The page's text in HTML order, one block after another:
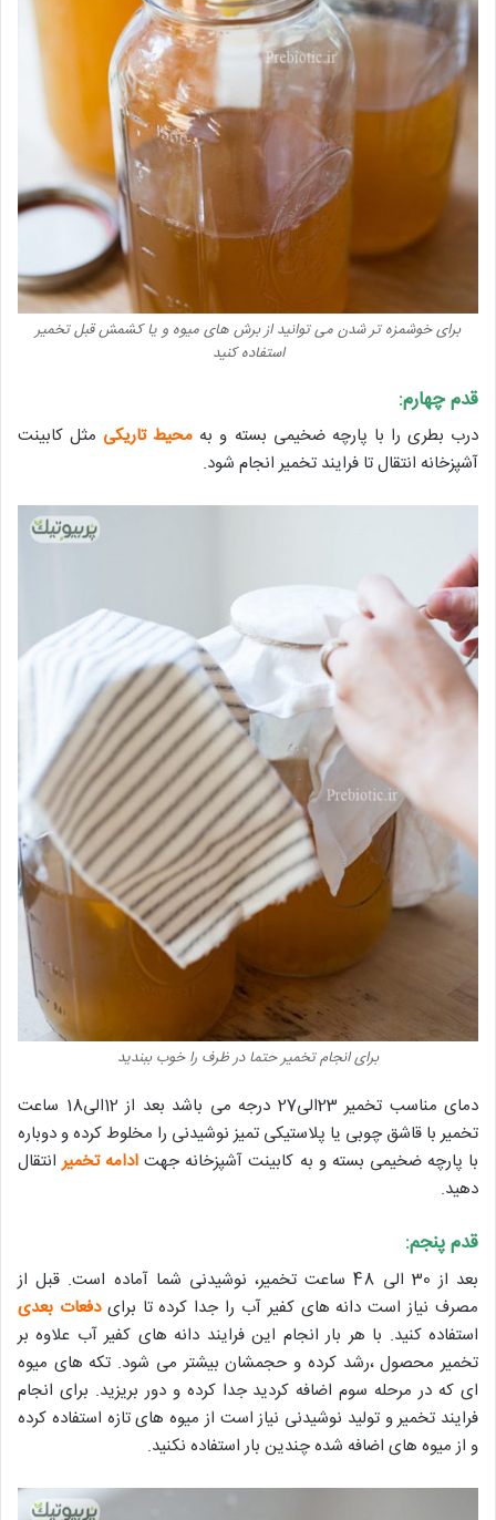
برای خوشمزه تر شدن می توانید از برش های میوه و یا کشمش قبل تخمیر
استفاده کنید
قدم چهارم:
درب بطری را با پارچه ضخیمی بسته و به محیط تاریکی مثل کابینت
آشپزخانه انتقال تا فرایند تخمیر انجام شود.
برای انجام تخمیر حتما در ظرف را خوب ببندید
دمای مناسب تخمیر 23الی27 درجه می باشد بعد از 12الی18 ساعت
تخمیر با قاشق چوبی یا پلاستیکی تمیز نوشیدنی را مخلوط کرده و دوباره
با پارچه ضخیمی بسته و به کابینت آشپزخانه جهت ادامه تخمیرانتقال
دهید.
قدم پنجم:
بعد از 30 الی 48 ساعت تخمیر، نوشیدنی شما آماده است. قبل از
مصرف نیاز است دانه های کفیر آب را جدا کرده تا برایدفعات بعدی
استفاده کنید. با هر بار انجام این فرایند دانه های کفیر آب علاوه بر
تخمیر محصول ،رشد کرده و حجمشان بیشتر می شود. تکه های میوه
ای که در مرحله سوم اضافه کردید جدا کرده و دور بریزید. برای انجام
فرایند تخمیر و تولید نوشیدنی نیاز است از میوه های تازه استفاده کرده
و از میوه های اضافه شده چندین بار استفاده نکنید.